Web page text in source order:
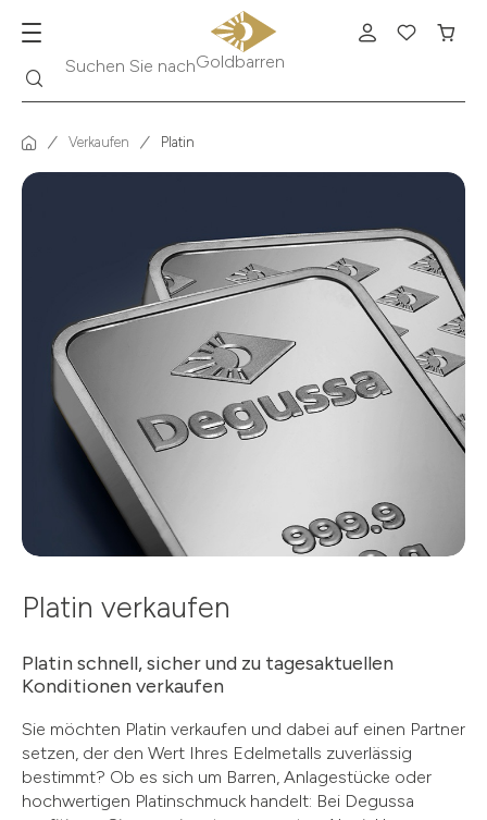
Suchen Sie nach Krügerrand
Verkaufen Platin
Platin verkaufen
Platin schnell, sicher und zu tagesaktuellen
Konditionen verkaufen
Sie möchten Platin verkaufen und dabei auf einen Partner
setzen, der den Wert Ihres Edelmetalls zuverlässig
bestimmt? Ob es sich um Barren, Anlagestücke oder
hochwertigen Platinschmuck handelt: Bei Degussa